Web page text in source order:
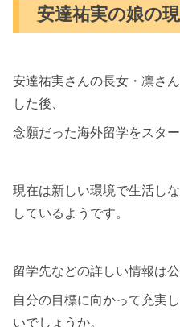
安達祐実の娘の
安達祐実さんの長女・凛さ
した後、
念願だった海外留学をスター
現在は新しい環境で生活し
しているようです。
留学先などの詳しい情報は
自分の目標に向かって充実
いでしょうか。